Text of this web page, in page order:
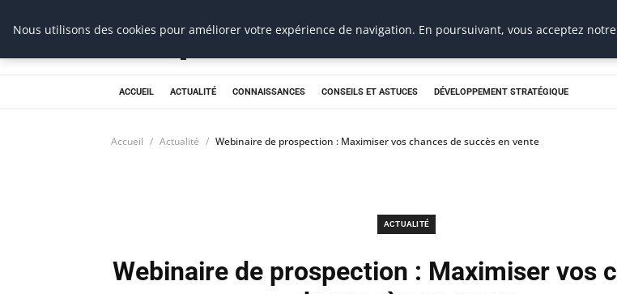
Prospection Pro
ACCUEIL ACTUALITÉ CONNAISSANCES CONSEILS ET ASTUCES DÉVELOPPEMENT STRATÉGIQUE
Accueil Actualité Webinaire de prospection : Maximiser vos chances de succès en vente
ACTUALITÉ
Webinaire de prospection : Maximiser vos
Nous utilisons des cookies pour améliorer votre expérience de navigation. En poursuivant, vous acceptez